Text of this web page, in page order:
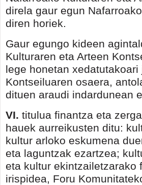
direla gaur egun
diren horiek.
Gaur egungo kideen
Kulturaren eta Arteen
lege honetan
Kontseiluaren osaera,
dituen araudi indardunean
VI. titulua finantza eta
hauek aurreikusten ditu:
kultur arloko eskumena
eta laguntzak ezartzea;
eta kultur ekintzailetzarako
irispidea, Foru